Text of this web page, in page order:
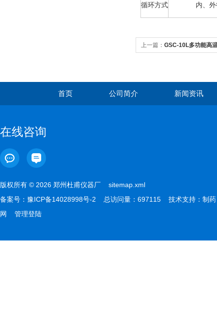
循环方式 内、
上一篇： GSC-10L多功能高
首页 公司简介 新闻资讯
在线咨询
版权所有 © 2026 郑州杜甫仪器厂 sitemap.xml
备案号： 豫ICP备14028998号-2 总访问量：697115 技术支持： 制药
网
管理登陆